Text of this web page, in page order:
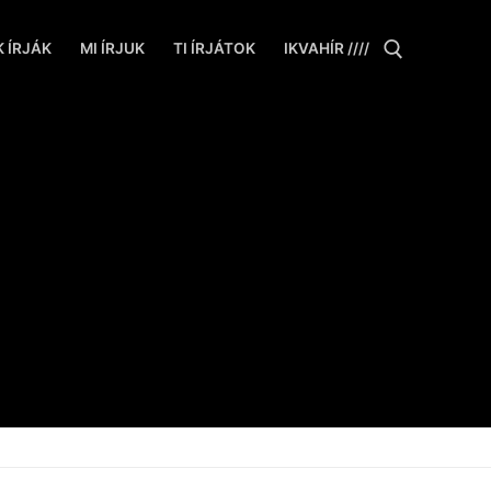
ÍRJÁK MI ÍRJUK TI ÍRJÁTOK IKVAHÍR ////